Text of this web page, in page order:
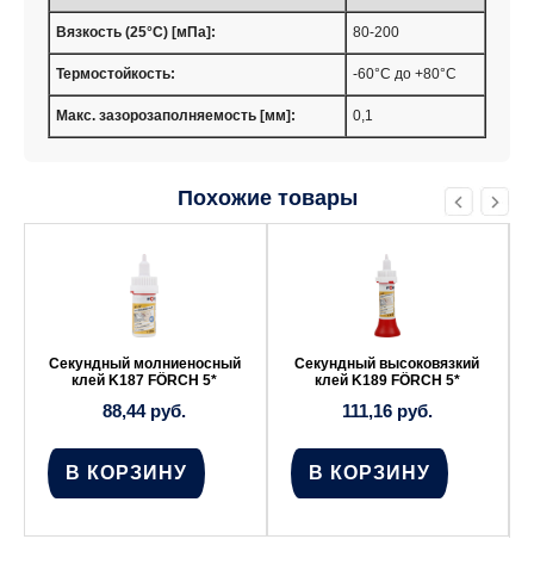
Вязкость (25°C) [мПа]: 80-200
Термостойкость: -60°С до +80°С
Макс. зазорозаполняемость [мм]: 0,1
Похожие товары
Секундный молниеносный
клей K187 FÖRCH 5*
88,44 руб.
В КОРЗИНУ
Секундный высоковязкий
клей K189 FÖRCH 5*
111,16 руб.
В КОРЗИНУ